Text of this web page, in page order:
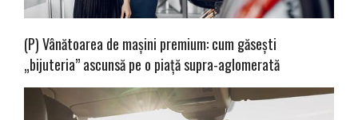
(P) Vânătoarea de mașini premium: cum găsești
„bijuteria” ascunsă pe o piață supra-aglomerată